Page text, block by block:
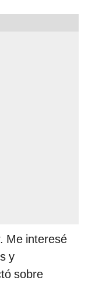
Me interesé
y
sobre